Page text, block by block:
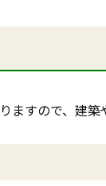
すので、建